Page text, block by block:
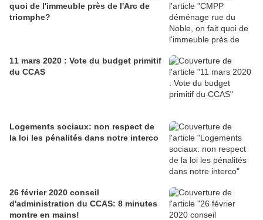
quoi de l'immeuble près de l'Arc de
triomphe?
11 mars 2020 : Vote du budget primitif
du CCAS
Logements sociaux: non respect de
la loi les pénalités dans notre interco
26 février 2020 conseil
d'administration du CCAS: 8 minutes
montre en mains!